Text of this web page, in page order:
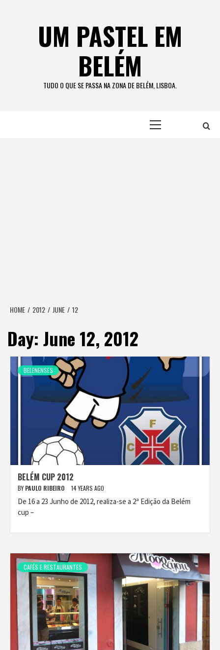
UM PASTEL EM
BELÉM
TUDO O QUE SE PASSA NA ZONA DE BELÉM, LISBOA.
HOME 2012 JUNE 12
Day: June 12, 2012
BELENENSES
BELÉM CUP 2012
BY PAULO RIBEIRO 14 YEARS AGO
De 16 a 23 Junho de 2012, realiza-se a 2ª Edição da Belém
cup –
CAFÉS E RESTAURANTES